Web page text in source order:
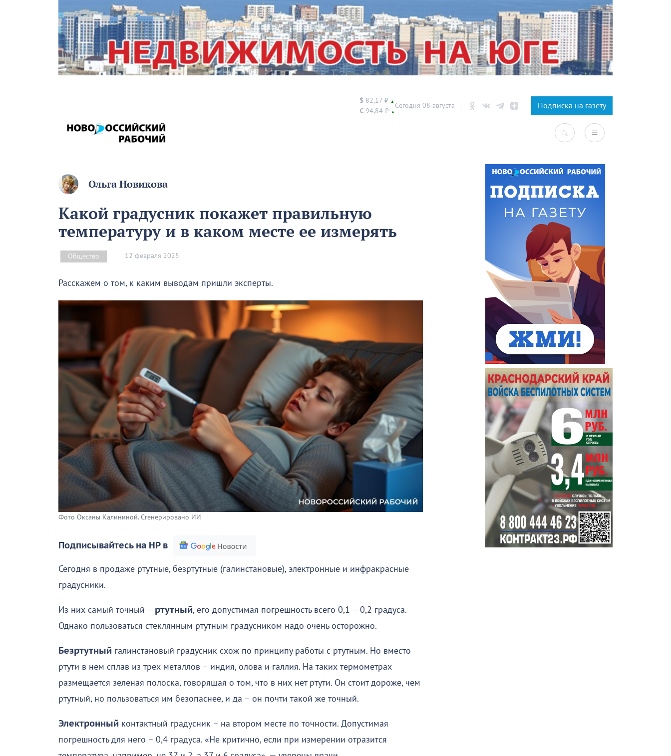
$ 82,17 ₽ ▲
€ 94,84 ₽ ▲
Сегодня 08 августа Подписка на газету
Ольга Новикова
Какой градусник покажет правильную
температуру и в каком месте ее измерять
Общество 12 февраля 2025
Расскажем о том, к каким выводам пришли эксперты.
Фото Оксаны Калининой. Сгенерировано ИИ
Подписывайтесь на НР в
Сегодня в продаже ртутные, безртутные (галинстановые), электронные и инфракрасные
градусники.
Из них самый точный – ртутный, его допустимая погрешность всего 0,1 – 0,2 градуса.
Однако пользоваться стеклянным ртутным градусником надо очень осторожно.
Безртутный галинстановый градусник схож по принципу работы с ртутным. Но вместо
ртути в нем сплав из трех металлов – индия, олова и галлия. На таких термометрах
размещается зеленая полоска, говорящая о том, что в них нет ртути. Он стоит дороже, чем
ртутный, но пользоваться им безопаснее, и да – он почти такой же точный.
Электронный контактный градусник – на втором месте по точности. Допустимая
погрешность для него – 0,4 градуса. «Не критично, если при измерении отразится